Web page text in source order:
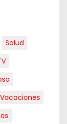
Salud
Vacaciones